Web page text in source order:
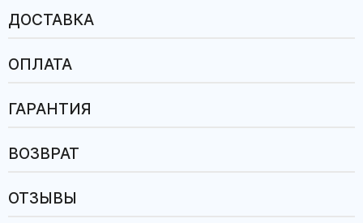
ДОСТАВКА
ОПЛАТА
ГАРАНТИЯ
ВОЗВРАТ
ОТЗЫВЫ